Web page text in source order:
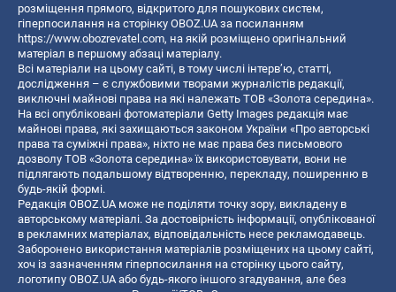
розміщення прямого, відкритого для пошукових систем,
гіперпосилання на сторінку OBOZ.UA за посиланням
https://www.obozrevatel.com, на якій розміщено оригінальний
матеріал в першому абзаці матеріалу.
Всі матеріали на цьому сайті, в тому числі інтерв’ю, статті,
дослідження – є службовими творами журналістів редакції,
виключні майнові права на які належать ТОВ «Золота середина».
На всі опубліковані фотоматеріали Getty Images редакція має
майнові права, які захищаються законом України «Про авторські
права та суміжні права», ніхто не має права без письмового
дозволу ТОВ «Золота середина» їх використовувати, вони не
підлягають подальшому відтворенню, перекладу, поширенню в
будь-якій формі.
Редакція OBOZ.UA може не поділяти точку зору, викладену в
авторському матеріалі. За достовірність інформації, опублікованої
в рекламних матеріалах, відповідальність несе рекламодавець.
Заборонено використання матеріалів розміщених на цьому сайті,
хоч із зазначенням гіперпосилання на сторінку цього сайту,
логотипу OBOZ.UA або будь-якого іншого згадування, але без